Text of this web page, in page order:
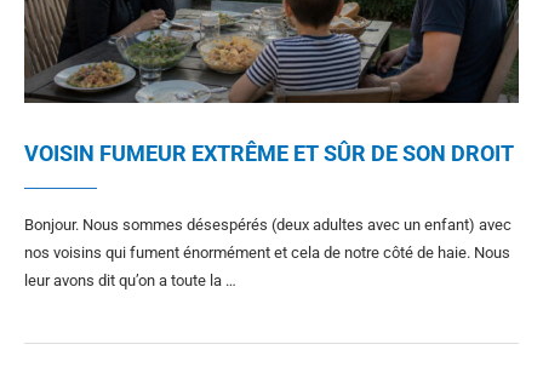
VOISIN FUMEUR EXTRÊME ET SÛR DE SON DROIT
Bonjour. Nous sommes désespérés (deux adultes avec un enfant) avec
nos voisins qui fument énormément et cela de notre côté de haie. Nous
leur avons dit qu’on a toute la …